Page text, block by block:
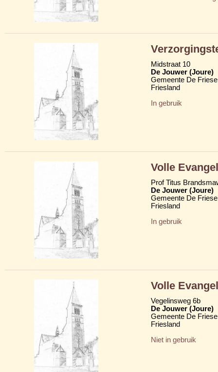
Midstraat 10
De Jouwer (Joure)
Gemeente De
Friesland
In gebruik
Volle
Prof Titus
De Jouwer (Joure)
Gemeente De
Friesland
In gebruik
Volle
Vegelinsweg 6b
De Jouwer (Joure)
Gemeente De
Friesland
Niet in gebruik